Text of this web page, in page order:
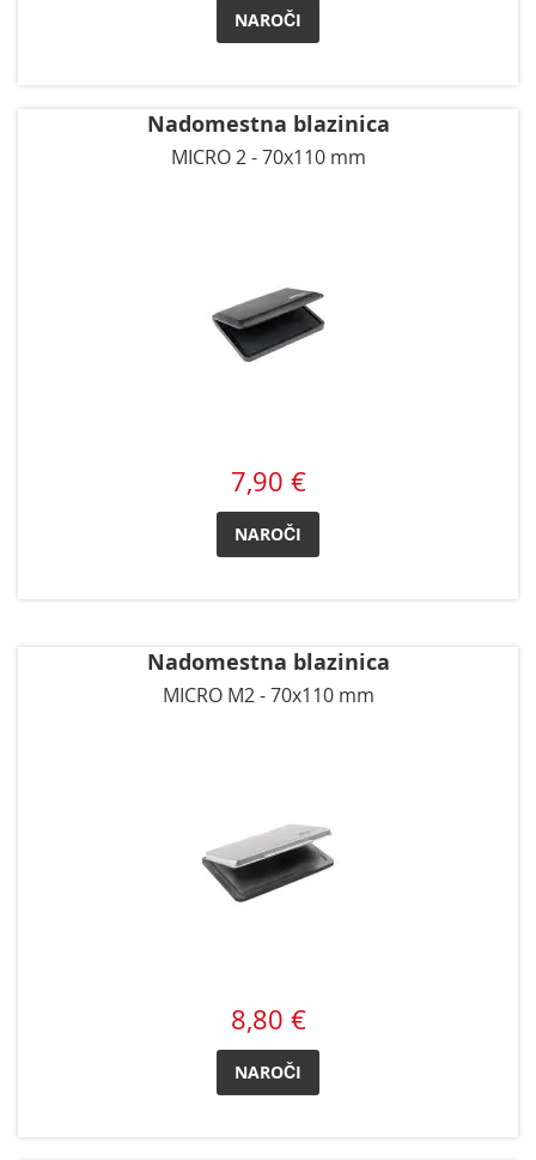
NAROČI
Nadomestna blazinica
MICRO 2 - 70x110 mm
7,90 €
NAROČI
Nadomestna blazinica
MICRO M2 - 70x110 mm
8,80 €
NAROČI